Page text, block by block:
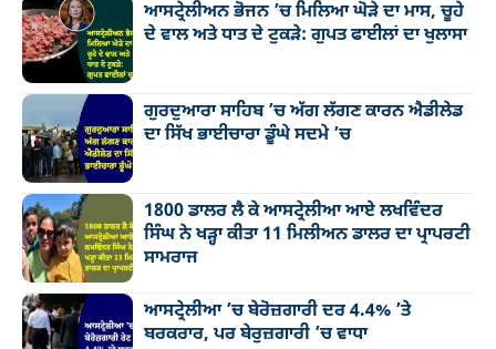
ਆਸਟ੍ਰੇਲੀਅਨ ਭੋਜਨ ’ਚ ਮਿਲਿਆ ਘੋੜੇ ਦਾ ਮਾਸ, ਚੂਹੇ
ਦੇ ਵਾਲ ਅਤੇ ਧਾਤ ਦੇ ਟੁਕੜੇ: ਗੁਪਤ ਫਾਈਲਾਂ ਦਾ ਖੁਲਾਸਾ
ਗੁਰਦੁਆਰਾ ਸਾਹਿਬ ’ਚ ਅੱਗ ਲੱਗਣ ਕਾਰਨ ਐਡੀਲੇਡ
ਦਾ ਸਿੱਖ ਭਾਈਚਾਰਾ ਡੂੰਘੇ ਸਦਮੇ ’ਚ
1800 ਡਾਲਰ ਲੈ ਕੇ ਆਸਟ੍ਰੇਲੀਆ ਆਏ ਲਖਵਿੰਦਰ
ਸਿੰਘ ਨੇ ਖੜ੍ਹਾ ਕੀਤਾ 11 ਮਿਲੀਅਨ ਡਾਲਰ ਦਾ ਪ੍ਰਾਪਰਟੀ
ਸਾਮਰਾਜ
ਆਸਟ੍ਰੇਲੀਆ ’ਚ ਬੇਰੋਜ਼ਗਾਰੀ ਦਰ 4.4% ’ਤੇ
ਬਰਕਰਾਰ, ਪਰ ਬੇਰੁਜ਼ਗਾਰੀ ’ਚ ਵਾਧਾ